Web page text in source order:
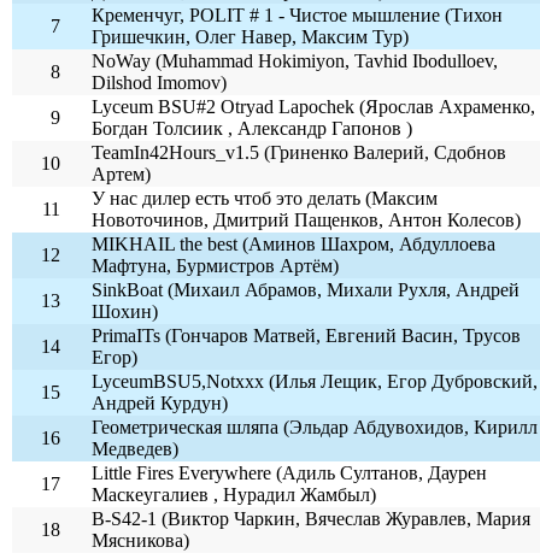
7
Кременчуг, POLIT # 1 - Чистое мышление (Тихон
Гришечкин, Олег Навер, Максим Тур)
8
NoWay (Muhammad Hokimiyon, Tavhid Ibodulloev,
Dilshod Imomov)
9
Lyceum BSU#2 Otryad Lapochek (Ярослав Ахраменко,
Богдан Толсиик , Александр Гапонов )
10
TeamIn42Hours_v1.5 (Гриненко Валерий, Сдобнов
Артем)
11
У нас дилер есть чтоб это делать (Максим
Новоточинов, Дмитрий Пащенков, Антон Колесов)
12
MIKHAIL the best (Аминов Шахром, Абдуллоева
Мафтуна, Бурмистров Артём)
13
SinkBoat (Михаил Абрамов, Михали Рухля, Андрей
Шохин)
14
PrimaITs (Гончаров Матвей, Евгений Васин, Трусов
Егор)
15
LyceumBSU5,Notxxx (Илья Лещик, Егор Дубровский,
Андрей Курдун)
16
Геометрическая шляпа (Эльдар Абдувохидов, Кирилл
Медведев)
17
Little Fires Everywhere (Адиль Султанов, Даурен
Маскеугалиев , Нурадил Жамбыл)
18
B-S42-1 (Виктор Чаркин, Вячеслав Журавлев, Мария
Мясникова)